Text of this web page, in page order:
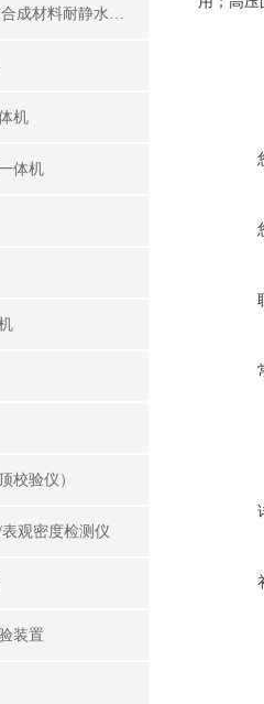
TH-080型土工布合成材料耐静水压测定仪
机
体机
校验仪）
观密度检测仪
装置